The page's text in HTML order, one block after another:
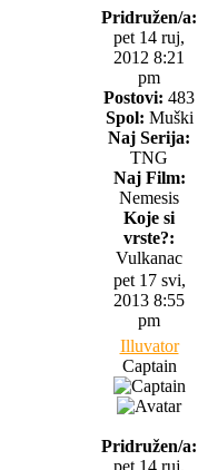
Pridružen/a:
pet 14 ruj,
2012 8:21
pm
Postovi: 483
Spol: Muški
Naj Serija:
TNG
Naj Film:
Nemesis
Koje si
vrste?:
Vulkanac
pet 17 svi,
2013 8:55
pm
Illuvator
Captain
Pridružen/a:
pet 14 ruj,